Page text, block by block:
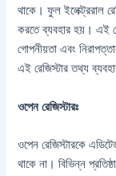
থাকে। ফুল ইলেক্ট্ররাল
করতে ব্যবহার হয়। এই
গোপনীয়তা এবং
এই রেজিস্টার তথ্য
ওপেন রেজিস্টারঃ
ওপেন রেজিস্টারকে
থাকে না। বিভিন্ন